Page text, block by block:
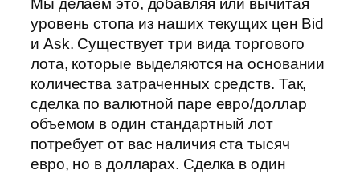
Мы делаем это, добавляя или вычитая
уровень стопа из наших текущих цен Bid
и Ask. Существует три вида торгового
лота, которые выделяются на основании
количества затраченных средств. Так,
сделка по валютной паре евро/доллар
объемом в один стандартный лот
потребует от вас наличия ста тысяч
евро, но в долларах. Сделка в один